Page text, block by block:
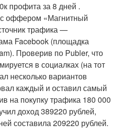
профита за 8 дней .
оффером «Магнитный
трафика —
Facebook (площадка
Проверив по Publer, что
в социалках (на тот
несколько вариантов
каждый и оставил самый
на покупку трафика 180 000
доход 389220 рублей,
составила 209220 рублей.